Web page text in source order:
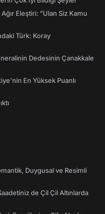
Eleştiri: "Ulan Siz Kamu
Türk: Koray
Dedesinin Çanakkale
En Yüksek Puanlı
Duygusal ve Resimli
de Çil Çil Altınlarda